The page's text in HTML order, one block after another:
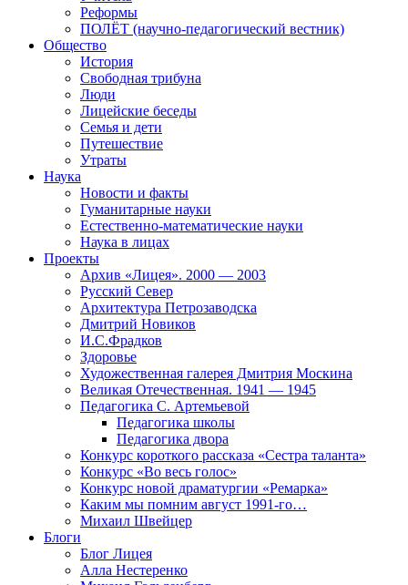
Реформы
ПОЛЁТ (научно-педагогический вестник)
Общество
История
Свободная трибуна
Люди
Лицейские беседы
Семья и дети
Путешествие
Утраты
Наука
Новости и факты
Гуманитарные науки
Естественно-математические науки
Наука в лицах
Проекты
Архив «Лицея». 2000 — 2003
Русский Север
Архитектура Петрозаводска
Дмитрий Новиков
И.С.Фрадков
Здоровье
Художественная галерея Дмитрия Москина
Великая Отечественная. 1941 — 1945
Педагогика С. Артемьевой
Педагогика школы
Педагогика двора
Конкурс короткого рассказа «Сестра таланта»
Конкурс «Во весь голос»
Конкурс новой драматургии «Ремарка»
Каким мы помним август 1991-го…
Михаил Швейцер
Блоги
Блог Лицея
Алла Нестеренко